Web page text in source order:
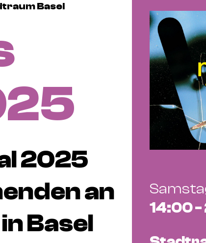
Schmuck & Uhren
Blumen & Pflanzen
Kleinbasel
Klybeck
St. Johann
Wettstein
Basel
2025
an
Basel
14:00